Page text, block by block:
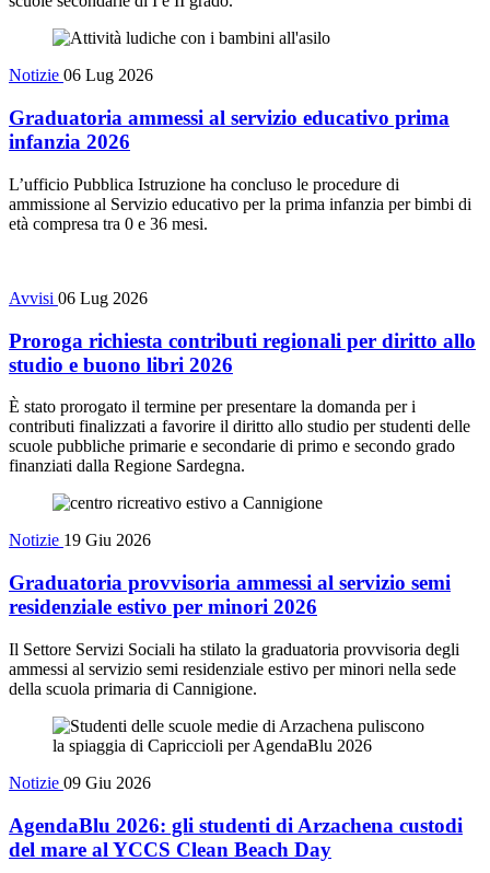
Notizie 06 Lug 2026
Graduatoria ammessi al servizio educativo prima
infanzia 2026
L’ufficio Pubblica Istruzione ha concluso le procedure di
ammissione al Servizio educativo per la prima infanzia per bimbi di
età compresa tra 0 e 36 mesi.
Avvisi 06 Lug 2026
Proroga richiesta contributi regionali per diritto allo
studio e buono libri 2026
È stato prorogato il termine per presentare la domanda per i
contributi finalizzati a favorire il diritto allo studio per studenti delle
scuole pubbliche primarie e secondarie di primo e secondo grado
finanziati dalla Regione Sardegna.
Notizie 19 Giu 2026
Graduatoria provvisoria ammessi al servizio semi
residenziale estivo per minori 2026
Il Settore Servizi Sociali ha stilato la graduatoria provvisoria degli
ammessi al servizio semi residenziale estivo per minori nella sede
della scuola primaria di Cannigione.
Notizie 09 Giu 2026
AgendaBlu 2026: gli studenti di Arzachena custodi
del mare al YCCS Clean Beach Day